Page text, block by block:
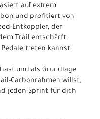
auf extrem
und profitiert von
Entkoppler, der
Trail entschärft,
treten kannst.
und als Grundlage
Carbonrahmen willst,
jeden Sprint für dich